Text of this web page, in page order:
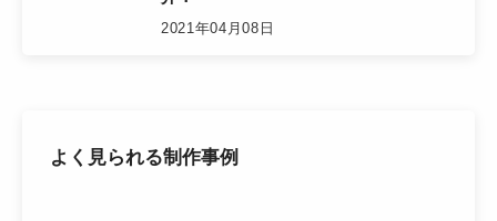
2021年04月08日
よく見られる制作事例